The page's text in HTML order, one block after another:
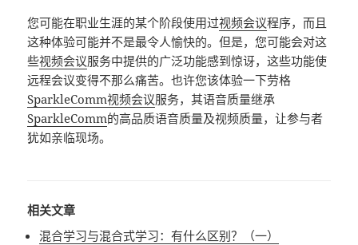
您可能在职业生涯的某个阶段使用过视频会议程序，而且
这种体验可能并不是最令人愉快的。但是，您可能会对这
些视频会议服务中提供的广泛功能感到惊讶，这些功能使
远程会议变得不那么痛苦。也许您该体验一下劳格
SparkleComm视频会议服务，其语音质量继承
SparkleComm的高品质语音质量及视频质量，让参与者
犹如亲临现场。
相关文章
混合学习与混合式学习：有什么区别？（一）